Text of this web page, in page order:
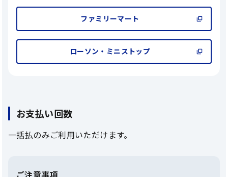
ファミリーマート
ローソン・ミニストップ
お支払い回数
一括払のみご利用いただけます。
ご注意事項